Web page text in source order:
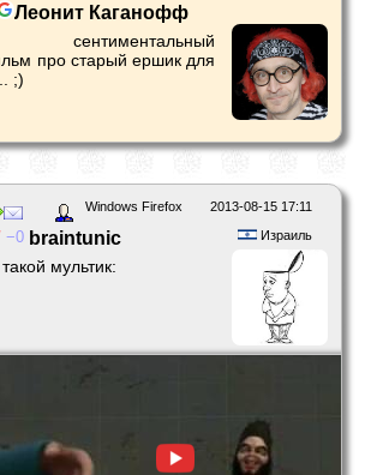
Леонит Каганофф
про старый ершик для
;)
2013-08-15 17:11
Windows Firefox
Израиль
0 braintunic
мультик: